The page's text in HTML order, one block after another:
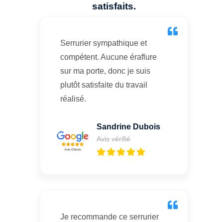
satisfaits.
Serrurier sympathique et
compétent. Aucune éraflure
sur ma porte, donc je suis
plutôt satisfaite du travail
réalisé.
Sandrine Dubois
Avis vérifié
Je recommande ce serrurier